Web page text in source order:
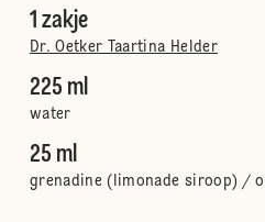
1 zakje
Dr. Oetker Taartina Helder
225 ml
water
25 ml
grenadine (limonade siroop) /